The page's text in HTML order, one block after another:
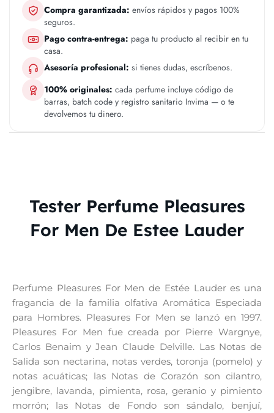
Compra garantizada: envíos rápidos y pagos 100%
seguros.
Pago contra-entrega: paga tu producto al recibir en tu
casa.
Asesoría profesional: si tienes dudas, escríbenos.
100% originales: cada perfume incluye código de
barras, batch code y registro sanitario Invima — o te
devolvemos tu dinero.
Tester Perfume Pleasures
For Men De Estee Lauder
Perfume Pleasures For Men de Estée Lauder es una
fragancia de la familia olfativa Aromática Especiada
para Hombres. Pleasures For Men se lanzó en 1997.
Pleasures For Men fue creada por Pierre Wargnye,
Carlos Benaim y Jean Claude Delville. Las Notas de
Salida son nectarina, notas verdes, toronja (pomelo) y
notas acuáticas; las Notas de Corazón son cilantro,
jengibre, lavanda, pimienta, rosa, geranio y pimiento
morrón; las Notas de Fondo son sándalo, benjuí,